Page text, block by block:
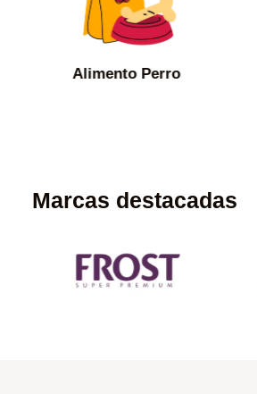
Alimento Perro
Marcas destacadas